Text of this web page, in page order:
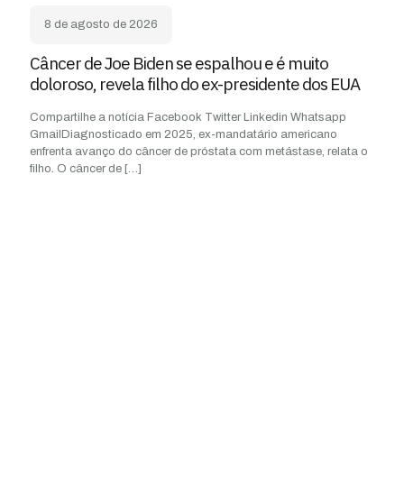
8 de agosto de 2026
Câncer de Joe Biden se espalhou e é muito
doloroso, revela filho do ex-presidente dos EUA
Compartilhe a notícia Facebook Twitter Linkedin Whatsapp
GmailDiagnosticado em 2025, ex-mandatário americano
enfrenta avanço do câncer de próstata com metástase, relata o
filho. O câncer de […]